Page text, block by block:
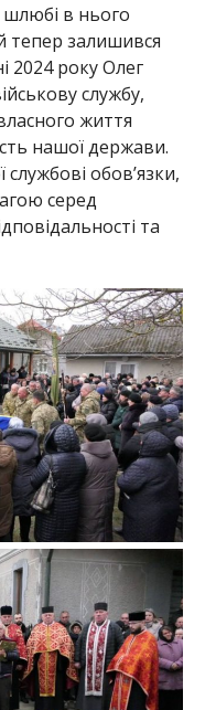
шлюбі в нього
тепер залишився
2024 року Олег
службу,
життя
нашої держави.
службові обов’язки,
серед
та